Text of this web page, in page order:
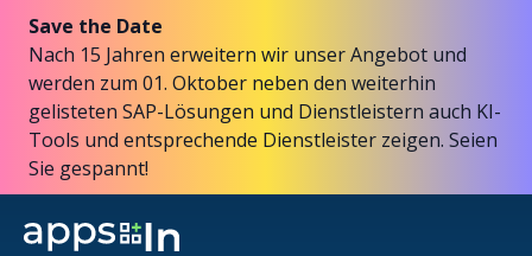
Save the Date
Nach 15 Jahren erweitern wir unser Angebot und
werden zum 01. Oktober neben den weiterhin
gelisteten SAP-Lösungen und Dienstleistern auch KI-
Tools und entsprechende Dienstleister zeigen. Seien
Sie gespannt!